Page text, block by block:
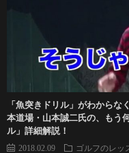
「魚突きドリル」がわからな
本道場・山本誠二氏の、もう
ル」詳細解説！
2018.02.09 ゴルフのレッ